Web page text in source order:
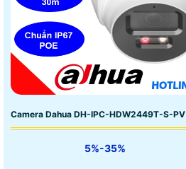
Camera Dahua DH-IPC-HDW2449T-S-PV
5%-35%